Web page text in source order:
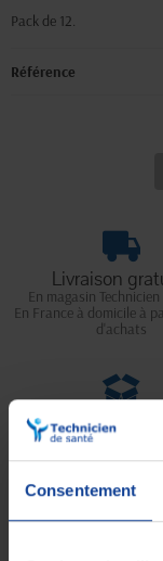
Consentement
Pack de 12.
Référence
Livraison
En magasin
En France à domicile à
d'achats
Expédition
soignée et